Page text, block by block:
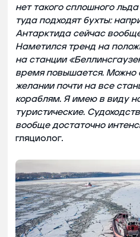
нет такого сплошного
туда подходят бухты:
Антарктида сейчас
Наметился тренд на
на станции
время повышается. Можно
желании почти на все
кораблям. Я имею в виду
туристические.
вообще достаточно
гляциолог.